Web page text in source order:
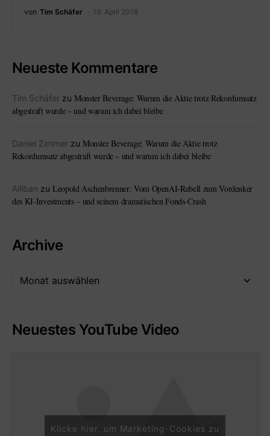
von Tim Schäfer 19. April 2018
Neueste Kommentare
Tim Schäfer zu Monster Beverage: Warum die Aktie trotz Rekordumsatz
abgestraft wurde – und warum ich dabei bleibe
Daniel Zimmer zu Monster Beverage: Warum die Aktie trotz
Rekordumsatz abgestraft wurde – und warum ich dabei bleibe
Alliban zu Leopold Aschenbrenner: Vom OpenAI-Rebell zum Vordenker
des KI-Investments – und seinem dramatischen Fonds-Crash
Archive
Neuestes YouTube Video
Klicke hier, um Marketing-Cookies zu